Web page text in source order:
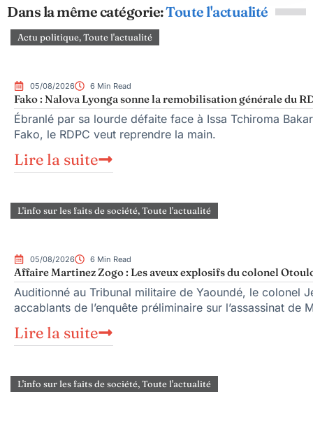
Dans la même catégorie:Toute l'actualité
Actu politique,Toute l'actualité
05/08/2026 6 Min Read
Fako : Nalova Lyonga sonne la remobilisation générale du
Ébranlé par sa lourde défaite face à Issa Tchiroma
Fako, le RDPC veut reprendre la main.
Lire la suite
L'info sur les faits de société,Toute l'actualité
05/08/2026 6 Min Read
Affaire Martinez Zogo : Les aveux explosifs du colonel
Auditionné au Tribunal militaire de Yaoundé, le colonel
accablants de l’enquête préliminaire sur l’assassinat de
Lire la suite
L'info sur les faits de société,Toute l'actualité